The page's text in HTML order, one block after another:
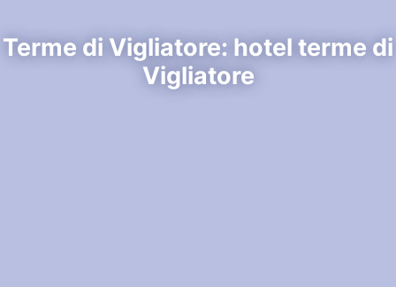
Terme di Vigliatore: hotel terme di
Vigliatore